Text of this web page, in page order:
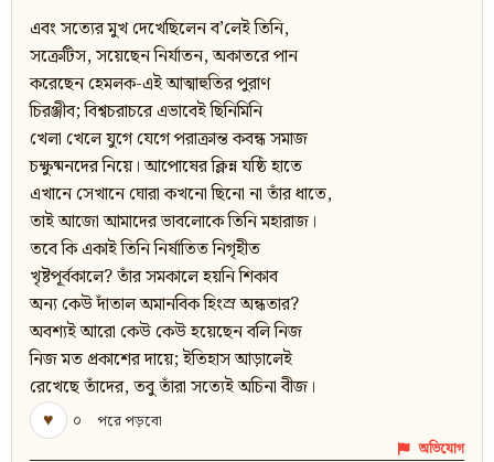
এবং সত্যের মুখ দেখেছিলেন ব’লেই তিনি,
সক্রেটিস, সয়েছেন নির্যাতন, অকাতরে পান
করেছেন হেমলক-এই আত্মাহুতির পুরাণ
চিরঞ্জীব; বিশ্বচরাচরে এভাবেই ছিনিমিনি
খেলা খেলে যুগে যেগে পরাক্রান্ত কবন্ধ সমাজ
চক্ষুষ্মনদের নিয়ে। আপোষের ক্লিন্ন যষ্ঠি হাতে
এখানে সেখানে ঘোরা কখনো ছিনো না তাঁর ধাতে,
তাই আজো আমাদের ভাবলোকে তিনি মহারাজ।
তবে কি একাই তিনি নির্ষাতিত নিগৃহীত
খৃষ্টপূর্বকালে? তাঁর সমকালে হয়নি শিকাব
অন্য কেউ দাঁতাল অমানবিক হিংস্র অন্ধতার?
অবশ্যই আরো কেউ কেউ হয়েছেন বলি নিজ
নিজ মত প্রকাশের দায়ে; ইতিহাস আড়ালেই
রেখেছে তাঁদের, তবু তাঁরা সত্যেই অচিনা বীজ।
♥
০ পরে পড়বো
অভিযোগ